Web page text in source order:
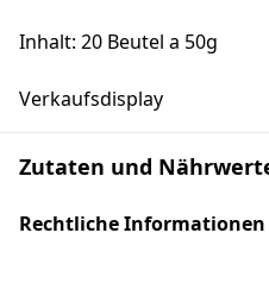
Inhalt: 20 Beutel a 50g
Verkaufsdisplay
Zutaten und
Rechtliche Informationen